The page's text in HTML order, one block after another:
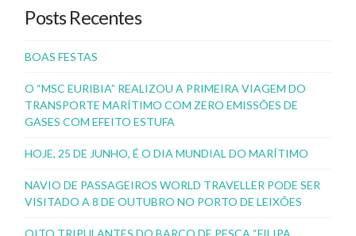
Posts Recentes
BOAS FESTAS
O “MSC EURIBIA” REALIZOU A PRIMEIRA VIAGEM DO
TRANSPORTE MARÍTIMO COM ZERO EMISSÕES DE
GASES COM EFEITO ESTUFA
HOJE, 25 DE JUNHO, É O DIA MUNDIAL DO MARÍTIMO
NAVIO DE PASSAGEIROS WORLD TRAVELLER PODE SER
VISITADO A 8 DE OUTUBRO NO PORTO DE LEIXÕES